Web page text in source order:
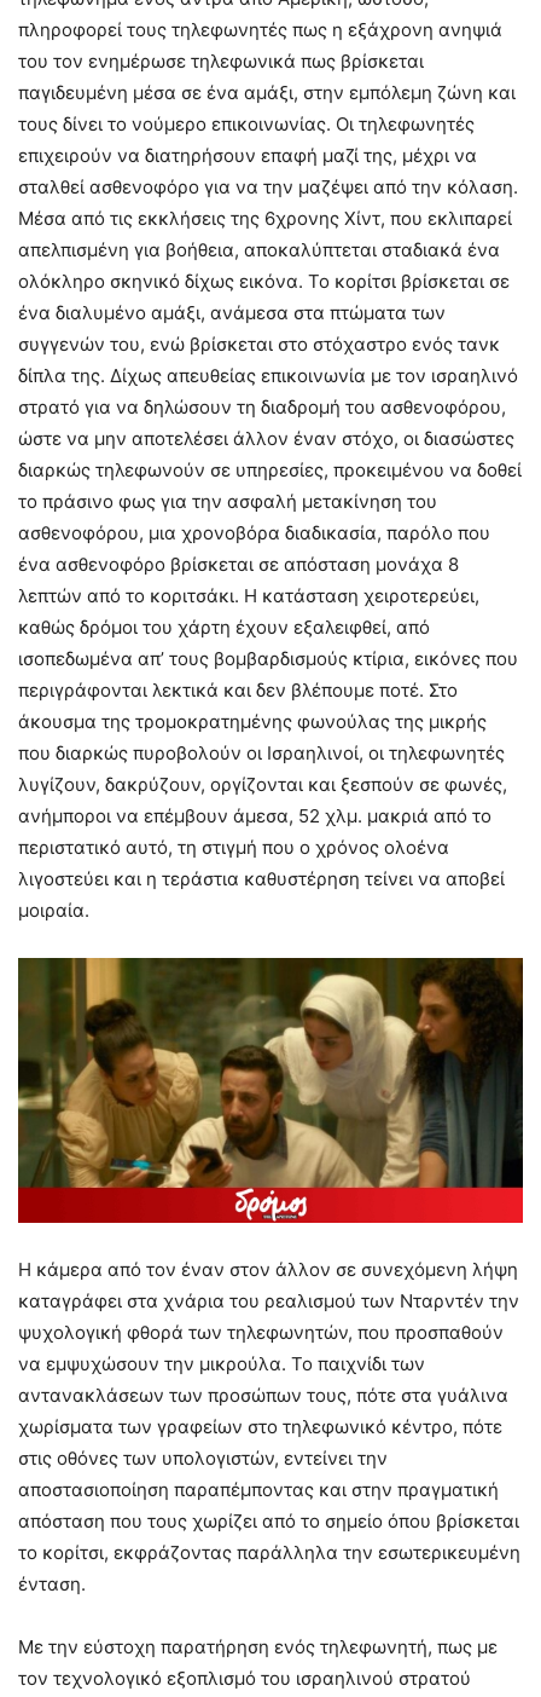
πληροφορεί τους τηλεφωνητές πως η εξάχρονη ανηψιά
του τον ενημέρωσε τηλεφωνικά πως βρίσκεται
παγιδευμένη μέσα σε ένα αμάξι, στην εμπόλεμη ζώνη και
τους δίνει το νούμερο επικοινωνίας. Οι τηλεφωνητές
επιχειρούν να διατηρήσουν επαφή μαζί της, μέχρι να
σταλθεί ασθενοφόρο για να την μαζέψει από την κόλαση.
Μέσα από τις εκκλήσεις της 6χρονης Χίντ, που εκλιπαρεί
απελπισμένη για βοήθεια, αποκαλύπτεται σταδιακά ένα
ολόκληρο σκηνικό δίχως εικόνα. Το κορίτσι βρίσκεται σε
ένα διαλυμένο αμάξι, ανάμεσα στα πτώματα των
συγγενών του, ενώ βρίσκεται στο στόχαστρο ενός τανκ
δίπλα της. Δίχως απευθείας επικοινωνία με τον ισραηλινό
στρατό για να δηλώσουν τη διαδρομή του ασθενοφόρου,
ώστε να μην αποτελέσει άλλον έναν στόχο, οι διασώστες
διαρκώς τηλεφωνούν σε υπηρεσίες, προκειμένου να δοθεί
το πράσινο φως για την ασφαλή μετακίνηση του
ασθενοφόρου, μια χρονοβόρα διαδικασία, παρόλο που
ένα ασθενοφόρο βρίσκεται σε απόσταση μονάχα 8
λεπτών από το κοριτσάκι. Η κατάσταση χειροτερεύει,
καθώς δρόμοι του χάρτη έχουν εξαλειφθεί, από
ισοπεδωμένα απ’ τους βομβαρδισμούς κτίρια, εικόνες που
περιγράφονται λεκτικά και δεν βλέπουμε ποτέ. Στο
άκουσμα της τρομοκρατημένης φωνούλας της μικρής
που διαρκώς πυροβολούν οι Ισραηλινοί, οι τηλεφωνητές
λυγίζουν, δακρύζουν, οργίζονται και ξεσπούν σε φωνές,
ανήμποροι να επέμβουν άμεσα, 52 χλμ. μακριά από το
περιστατικό αυτό, τη στιγμή που ο χρόνος ολοένα
λιγοστεύει και η τεράστια καθυστέρηση τείνει να αποβεί
μοιραία.
Η κάμερα από τον έναν στον άλλον σε συνεχόμενη λήψη
καταγράφει στα χνάρια του ρεαλισμού των Νταρντέν την
ψυχολογική φθορά των τηλεφωνητών, που προσπαθούν
να εμψυχώσουν την μικρούλα. Το παιχνίδι των
αντανακλάσεων των προσώπων τους, πότε στα γυάλινα
χωρίσματα των γραφείων στο τηλεφωνικό κέντρο, πότε
στις οθόνες των υπολογιστών, εντείνει την
αποστασιοποίηση παραπέμποντας και στην πραγματική
απόσταση που τους χωρίζει από το σημείο όπου βρίσκεται
το κορίτσι, εκφράζοντας παράλληλα την εσωτερικευμένη
ένταση.
Με την εύστοχη παρατήρηση ενός τηλεφωνητή, πως με
τον τεχνολογικό εξοπλισμό του ισραηλινού στρατού